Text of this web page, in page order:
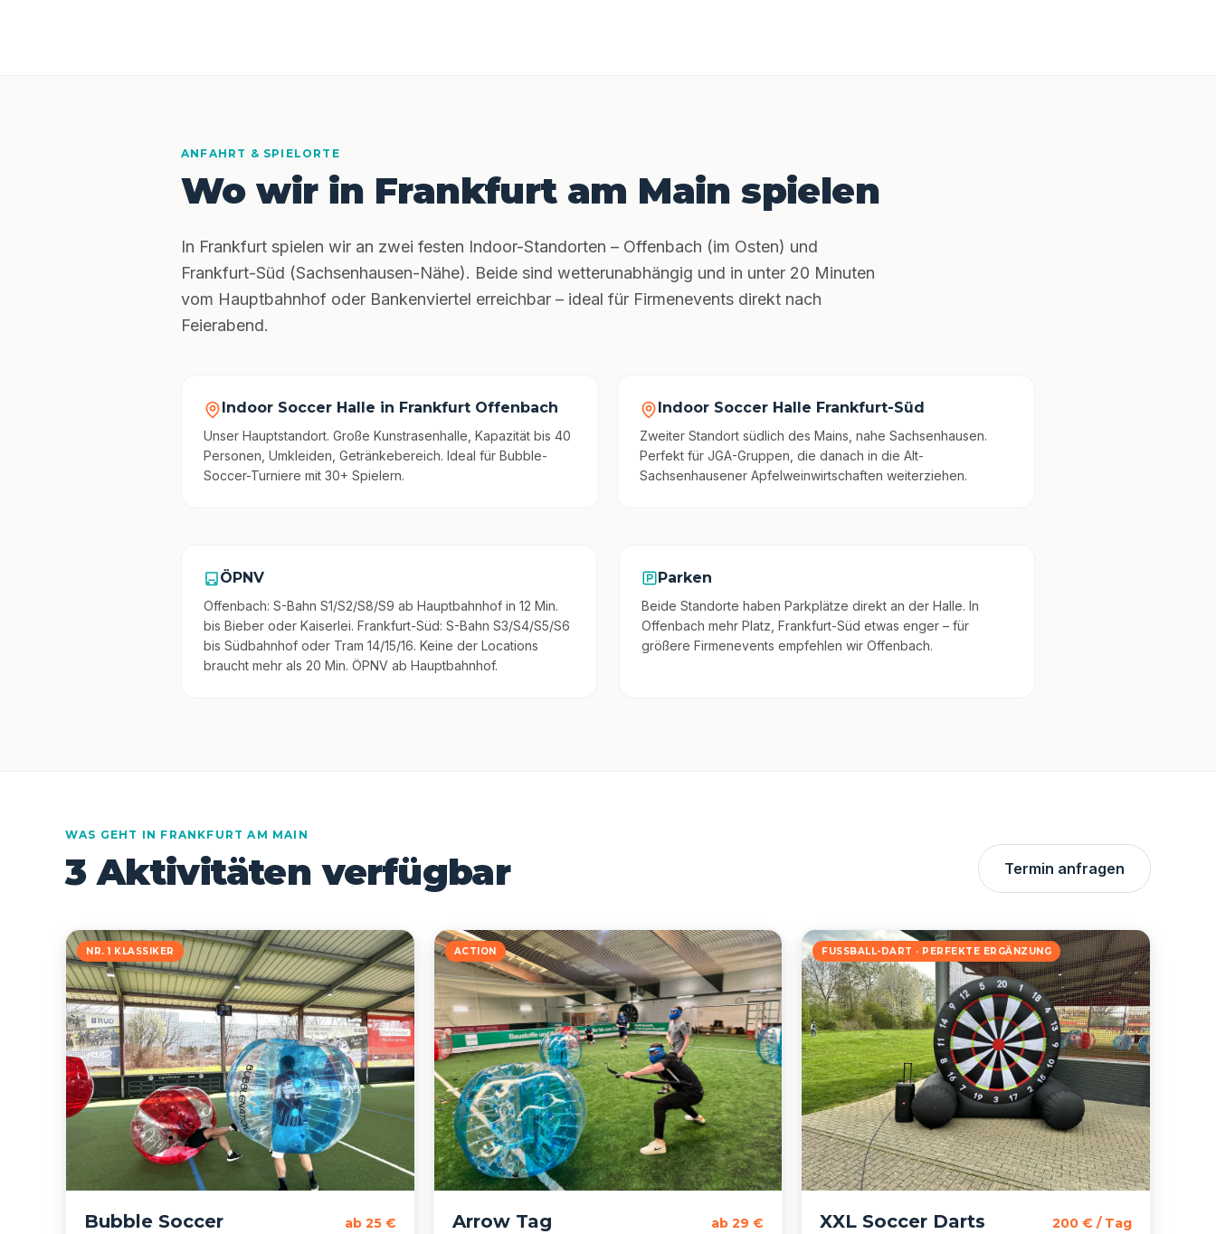
ANFAHRT & SPIELORTE
Wo wir in Frankfurt am Main spielen
In Frankfurt spielen wir an zwei festen Indoor-Standorten – Offenbach (im Osten) und
Frankfurt-Süd (Sachsenhausen-Nähe). Beide sind wetterunabhängig und in unter 20 Minuten
vom Hauptbahnhof oder Bankenviertel erreichbar – ideal für Firmenevents direkt nach
Feierabend.
Indoor Soccer Halle in Frankfurt Offenbach
Unser Hauptstandort. Große Kunstrasenhalle, Kapazität bis 40
Personen, Umkleiden, Getränkebereich. Ideal für Bubble-
Soccer-Turniere mit 30+ Spielern.
Indoor Soccer Halle Frankfurt-Süd
Zweiter Standort südlich des Mains, nahe Sachsenhausen.
Perfekt für JGA-Gruppen, die danach in die Alt-
Sachsenhausener Apfelweinwirtschaften weiterziehen.
ÖPNV
Offenbach: S-Bahn S1/S2/S8/S9 ab Hauptbahnhof in 12 Min.
bis Bieber oder Kaiserlei. Frankfurt-Süd: S-Bahn S3/S4/S5/S6
bis Südbahnhof oder Tram 14/15/16. Keine der Locations
braucht mehr als 20 Min. ÖPNV ab Hauptbahnhof.
Parken
Beide Standorte haben Parkplätze direkt an der Halle. In
Offenbach mehr Platz, Frankfurt-Süd etwas enger – für
größere Firmenevents empfehlen wir Offenbach.
WAS GEHT IN FRANKFURT AM MAIN
3 Aktivitäten verfügbar Termin anfragen
NR. 1 KLASSIKER
Bubble Soccer ab 25 €
ACTION
Arrow Tag ab 29 €
FUSSBALL-DART · PERFEKTE ERGÄNZUNG
XXL Soccer Darts 200 € / Tag